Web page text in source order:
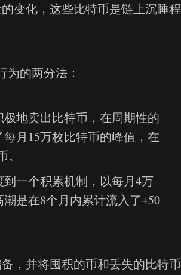
变化，这些比特币是链上沉睡程
的两分法：
地卖出比特币，在周期性的
月15万枚比特币的峰值，在
一个积累机制，以每月4万
是在8个月内累计流入了+50
，并将囤积的币和丢失的比特币